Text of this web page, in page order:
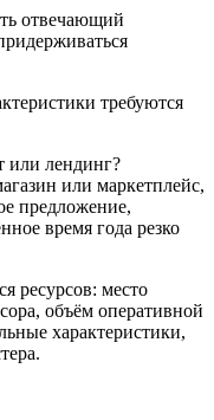
отвечающий
требуются
или лендинг?
или маркетплейс,
предложение,
время года резко
ресурсов: место
объём оперативной
характеристики,